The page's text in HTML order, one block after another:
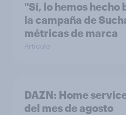
"Sí, lo hemos hecho
la campaña de
métricas de marca
Artículo
DAZN: Home
del mes de agosto